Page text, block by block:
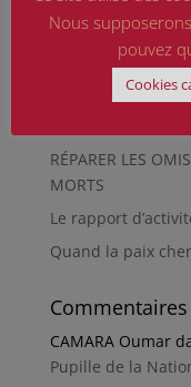
HIROSHIMA
En silence et en
Futur Mur des
RÉPARER LES
MORTS
Le rapport
Quand la paix
CAMARA Oumar
Pupille de la
Nous
pouvez
Cookies